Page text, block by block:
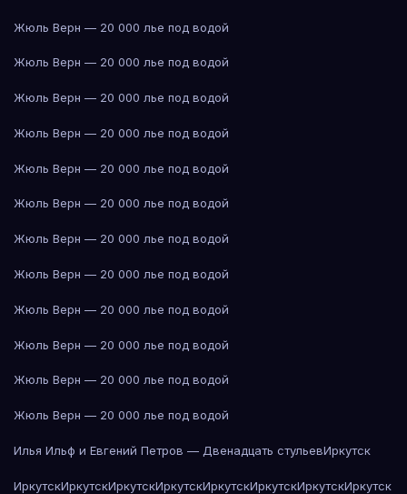
Жюль Верн — 20 000 лье под водой
Жюль Верн — 20 000 лье под водой
Жюль Верн — 20 000 лье под водой
Жюль Верн — 20 000 лье под водой
Жюль Верн — 20 000 лье под водой
Жюль Верн — 20 000 лье под водой
Жюль Верн — 20 000 лье под водой
Жюль Верн — 20 000 лье под водой
Жюль Верн — 20 000 лье под водой
Жюль Верн — 20 000 лье под водой
Жюль Верн — 20 000 лье под водой
Жюль Верн — 20 000 лье под водой
Илья Ильф и Евгений Петров — Двенадцать стульевИркутск
ИркутскИркутскИркутскИркутскИркутскИркутскИркутскИркутск